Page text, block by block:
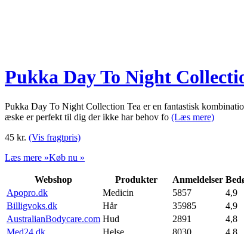
Pukka Day To Night
Pukka Day To Night Collection Tea er en fantastisk
æske er perfekt til dig der ikke har behov fo (Læs mere)
45 kr. (Vis fragtpris)
Læs mere »Køb nu »
Webshop Produkter Anmeldelser
Apopro.dk
Medicin 5857 4,9
Billigvoks.dk
Hår 35985 4,9
AustralianBodycare.com Hud 2891 4,8
Med24.dk
Helse 8030 4,8